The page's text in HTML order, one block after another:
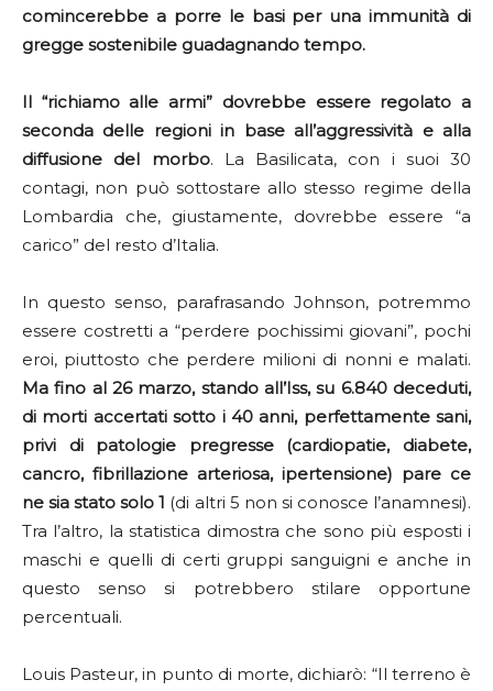
comincerebbe a porre le basi per una immunità di
gregge sostenibile guadagnando tempo.
Il “richiamo alle armi” dovrebbe essere regolato a
seconda delle regioni in base all’aggressività e alla
diffusione del morbo. La Basilicata, con i suoi 30
contagi, non può sottostare allo stesso regime della
Lombardia che, giustamente, dovrebbe essere “a
carico” del resto d’Italia.
In questo senso, parafrasando Johnson, potremmo
essere costretti a “perdere pochissimi giovani”, pochi
eroi, piuttosto che perdere milioni di nonni e malati.
Ma fino al 26 marzo, stando all’Iss, su 6.840 deceduti,
di morti accertati sotto i 40 anni, perfettamente sani,
privi di patologie pregresse (cardiopatie, diabete,
cancro, fibrillazione arteriosa, ipertensione) pare ce
ne sia stato solo 1 (di altri 5 non si conosce l’anamnesi).
Tra l’altro, la statistica dimostra che sono più esposti i
maschi e quelli di certi gruppi sanguigni e anche in
questo senso si potrebbero stilare opportune
percentuali.
Louis Pasteur, in punto di morte, dichiarò: “Il terreno è